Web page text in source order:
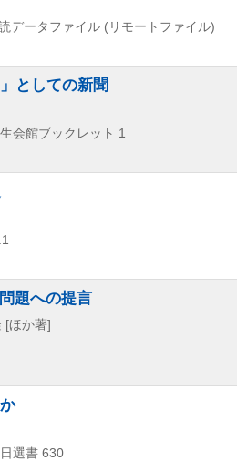
データファイル (リモートファイル)
としての新聞
会館ブックレット 1
題への提言
[ほか著]
選書 630